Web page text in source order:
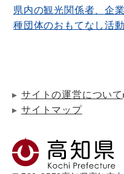
県内の観光関係者、企
種団体のおもてなし活
サイトの運営について
サイトマップ